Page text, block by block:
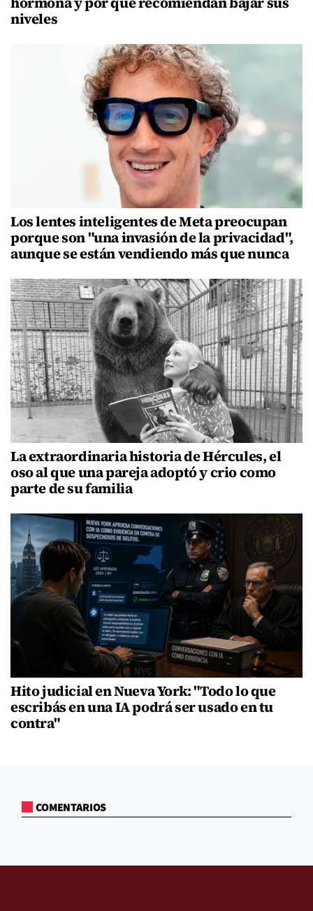
niveles
Los lentes inteligentes de Meta preocupan
porque son "una invasión de la privacidad",
aunque se están vendiendo más que nunca
La extraordinaria historia de Hércules, el
oso al que una pareja adoptó y crio como
parte de su familia
Hito judicial en Nueva York: "Todo lo que
escribás en una IA podrá ser usado en tu
contra"
COMENTARIOS